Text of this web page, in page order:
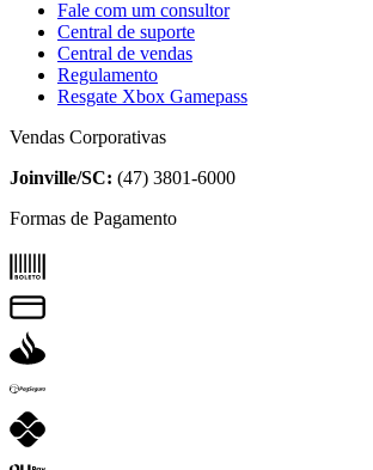
Fale com um consultor
Central de suporte
Central de vendas
Regulamento
Resgate Xbox Gamepass
Vendas Corporativas
Joinville/SC: (47) 3801-6000
Formas de Pagamento